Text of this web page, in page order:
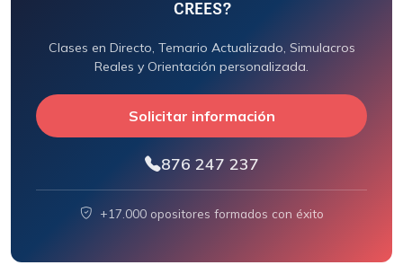
CREES?
Clases en Directo, Temario Actualizado, Simulacros
Reales y Orientación personalizada.
Solicitar información
876 247 237
+17.000 opositores formados con éxito